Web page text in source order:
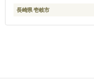
魚貝 冷凍配送 産地直送
長崎県 壱岐市